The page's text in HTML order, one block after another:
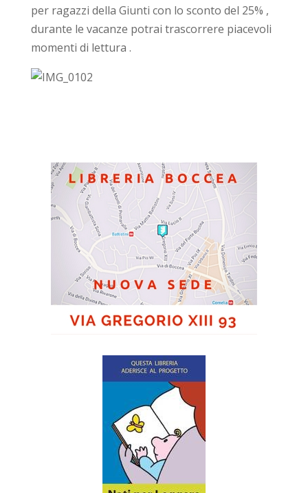
per ragazzi della Giunti con lo sconto del 25% ,
durante le vacanze potrai trascorrere piacevoli
momenti di lettura .